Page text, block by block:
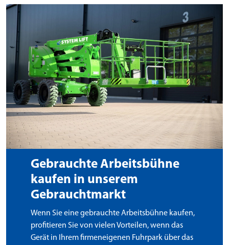
Gebrauchte Arbeitsbühne
kaufen in unserem
Gebrauchtmarkt
Wenn Sie eine gebrauchte Arbeitsbühne kaufen,
profitieren Sie von vielen Vorteilen, wenn das
Gerät in Ihrem firmeneigenen Fuhrpark über das